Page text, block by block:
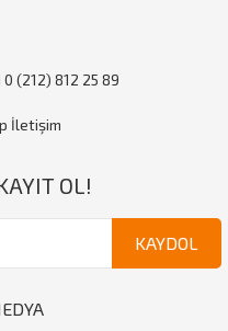
(212) 812 25 89
İletişim
OL!
KAYDOL